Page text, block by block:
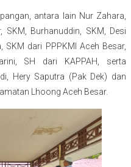
antara lain Nur Zahara,
SKM, Burhanuddin, SKM, Desi
SKM dari PPPKMI Aceh Besar,
SH dari KAPPAH, serta
Hery Saputra (Pak Dek) dan
Lhoong Aceh Besar.